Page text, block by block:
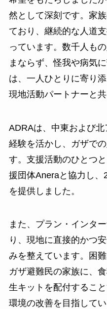
然として深刻です。家
ており、継続的な人道
っています。数千人も
まならず、怪我や病気
は、一人ひとりに寄り
現地活動パートナーと
ADRAは、中東および
経験を活かし、ガザで
す。支援活動のひとつ
援団体Aneraと協力し
を提供しました。
また、プラン・インタ
り、現地に直接的かつ
みを整えています。困
ガザ避難民の家族に、
生キットを配付するこ
環境の改善を目指してい